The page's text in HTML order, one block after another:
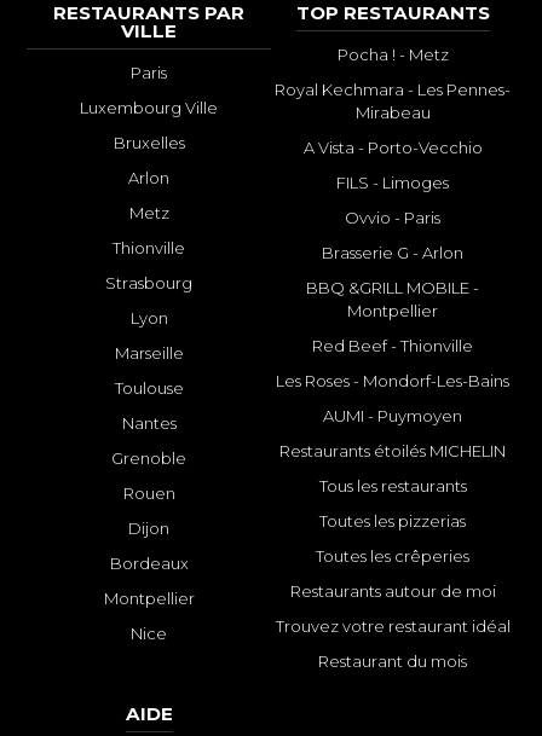
RESTAURANTS PAR
VILLE
Paris
Luxembourg Ville
Bruxelles
Arlon
Metz
Thionville
Strasbourg
Lyon
Marseille
Toulouse
Nantes
Grenoble
Rouen
Dijon
Bordeaux
Montpellier
Nice
TOP RESTAURANTS
Pocha ! - Metz
Royal Kechmara - Les Pennes-
Mirabeau
A Vista - Porto-Vecchio
FILS - Limoges
Ovvio - Paris
Brasserie G - Arlon
BBQ &GRILL MOBILE -
Montpellier
Red Beef - Thionville
Les Roses - Mondorf-Les-Bains
AUMI - Puymoyen
Restaurants étoilés MICHELIN
Tous les restaurants
Toutes les pizzerias
Toutes les crêperies
Restaurants autour de moi
Trouvez votre restaurant idéal
Restaurant du mois
AIDE